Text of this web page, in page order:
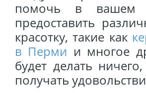
помочь в вашем
предоставить
красотку, такие как
в Перми и многое
будет делать
получать